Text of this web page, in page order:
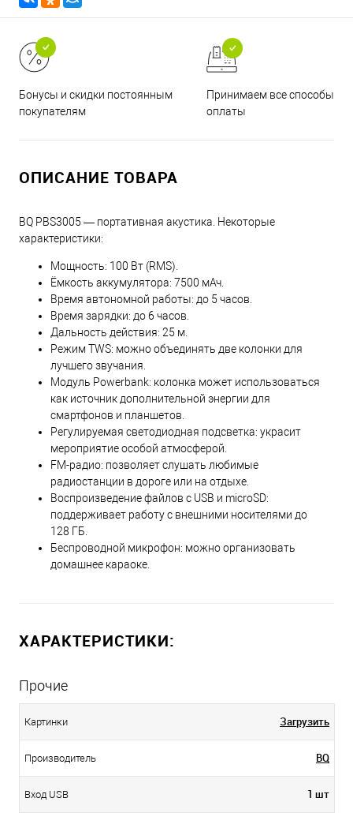
Бонусы и скидки постоянным
покупателям
Принимаем все способы
оплаты
ОПИСАНИЕ ТОВАРА
BQ PBS3005 — портативная акустика. Некоторые
характеристики:
Мощность: 100 Вт (RMS).
Ёмкость аккумулятора: 7500 мАч.
Время автономной работы: до 5 часов.
Время зарядки: до 6 часов.
Дальность действия: 25 м.
Режим TWS: можно объединять две колонки для
лучшего звучания.
Модуль Powerbank: колонка может использоваться
как источник дополнительной энергии для
смартфонов и планшетов.
Регулируемая светодиодная подсветка: украсит
мероприятие особой атмосферой.
FM-радио: позволяет слушать любимые
радиостанции в дороге или на отдыхе.
Воспроизведение файлов с USB и microSD:
поддерживает работу с внешними носителями до
128 ГБ.
Беспроводной микрофон: можно организовать
домашнее караоке.
ХАРАКТЕРИСТИКИ:
Прочие
Картинки Загрузить
Производитель BQ
Вход USB 1 шт